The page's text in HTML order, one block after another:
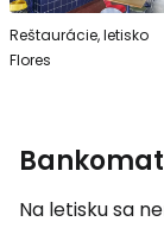
Reštaurácie, letisko
Flores
Na letisku sa